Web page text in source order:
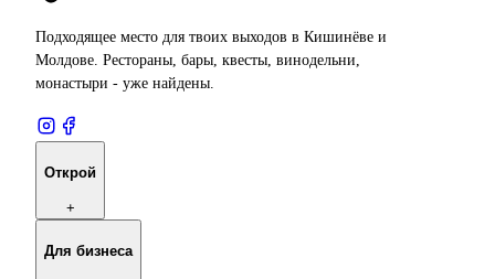
Подходящее место для твоих выходов в Кишинёве и
Молдове. Рестораны, бары, квесты, винодельни,
монастыри - уже найдены.
Открой
+
Для бизнеса